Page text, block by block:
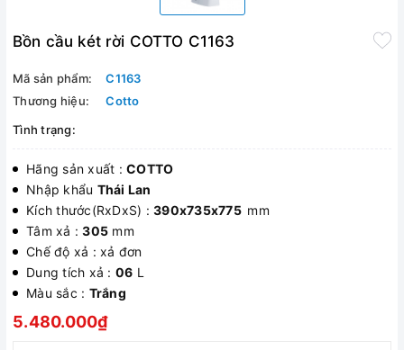
Bồn cầu két rời COTTO C1163
Mã sản phẩm:
C1163
Thương hiệu:
Cotto
Tình trạng:
Hãng sản xuất : COTTO
Nhập khẩu Thái Lan
Kích thước(RxDxS) : 390x735x775 mm
Tâm xả :305 mm
Chế độ xả : xả đơn
Dung tích xả : 06 L
Màu sắc : Trắng
5.480.000₫